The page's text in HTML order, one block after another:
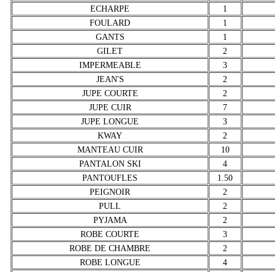
ECHARPE
1
FOULARD
1
GANTS
1
GILET
2
IMPERMEABLE
3
JEAN'S
2
JUPE COURTE
2
JUPE CUIR
7
JUPE LONGUE
3
KWAY
2
MANTEAU CUIR
10
PANTALON SKI
4
PANTOUFLES
1.50
PEIGNOIR
2
PULL
2
PYJAMA
2
ROBE COURTE
3
ROBE DE CHAMBRE
2
ROBE LONGUE
4